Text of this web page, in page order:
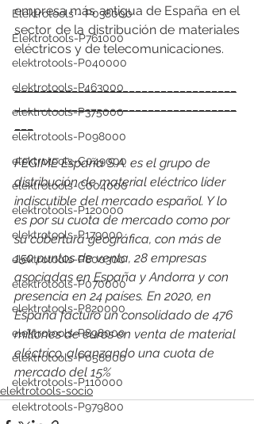
Elektrotools - P038000
Elektrotools-P761000
elektrotools-P040000
elektrotools-P463000
elektrotools-P375000
elektrotools-P098000
elektrotools-C049000
elektrotools-C004000
elektrotools-P120000
elektrotools-P179000
elektrotools-P800300
elektrotools-P070000
elektrotools-P820000
elektrotools-P898000
elektrotools-P058000
elektrotools-P110000
elektrotools-P979800
empresa más antigua de España en el
sector de la distribución de materiales
eléctricos y de telecomunicaciones.
___________________________________
___________________________________
FEGIME España S.A. es el grupo de
distribución de material eléctrico líder
indiscutible del mercado español. Y lo
es por su cuota de mercado como por
su cobertura geográfica, con más de
150 puntos de venta, 28 empresas
asociadas en España y Andorra y con
presencia en 24 países. En 2020, en
España facturó un consolidado de 476
millones de euros en venta de material
eléctrico, alcanzando una cuota de
mercado del 15%
elektrotools-socio